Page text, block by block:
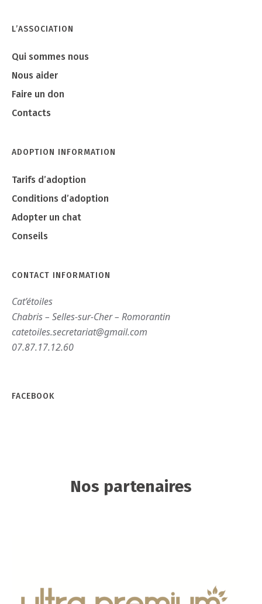
L’ASSOCIATION
Qui sommes nous
Nous aider
Faire un don
Contacts
ADOPTION INFORMATION
Tarifs d’adoption
Conditions d’adoption
Adopter un chat
Conseils
CONTACT INFORMATION
Cat’étoiles
Chabris – Selles-sur-Cher – Romorantin
catetoiles.secretariat@gmail.com
07.87.17.12.60
FACEBOOK
Nos partenaires